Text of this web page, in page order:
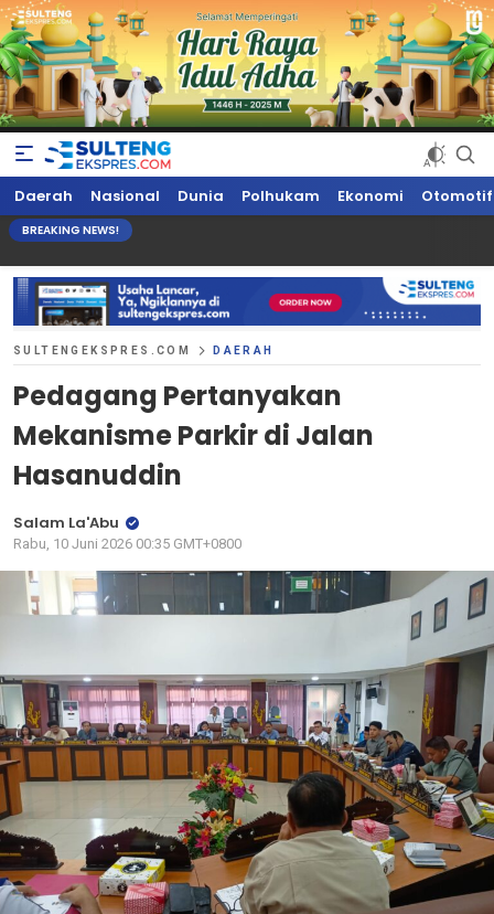
Sultengekspres.com
Berita Seputar Sulteng Hari Ini, Update Terkini, Suaranya Rakyat
Sulteng
Daerah Nasional Dunia Polhukam Ekonomi Otomotif
BREAKING NEWS!
SULTENGEKSPRES.COM DAERAH
Pedagang Pertanyakan
Mekanisme Parkir di Jalan
Hasanuddin
Salam La'Abu
Rabu, 10 Juni 2026 00:35 GMT+0800